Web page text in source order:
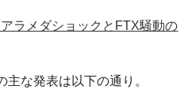
ラメダショックとFTX騒動の
な発表は以下の通り。